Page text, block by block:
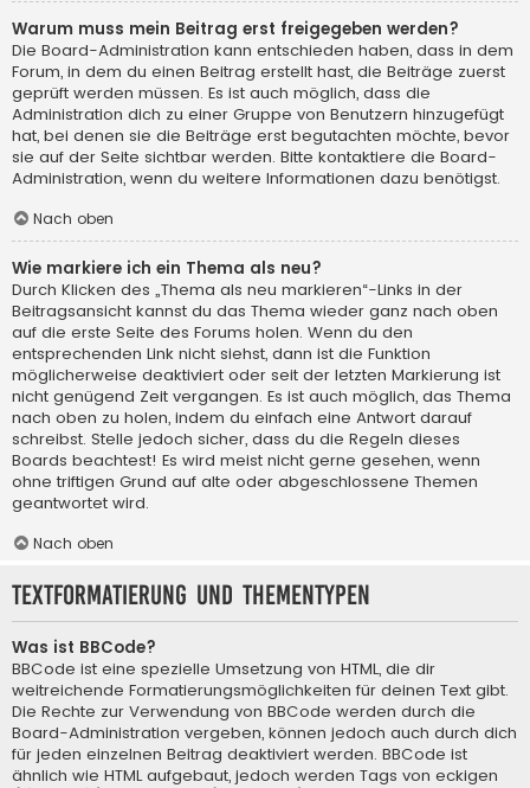
Warum muss mein Beitrag erst freigegeben werden?
Die Board-Administration kann entschieden haben, dass in dem
Forum, in dem du einen Beitrag erstellt hast, die Beiträge zuerst
geprüft werden müssen. Es ist auch möglich, dass die
Administration dich zu einer Gruppe von Benutzern hinzugefügt
hat, bei denen sie die Beiträge erst begutachten möchte, bevor
sie auf der Seite sichtbar werden. Bitte kontaktiere die Board-
Administration, wenn du weitere Informationen dazu benötigst.
Nach oben
Wie markiere ich ein Thema als neu?
Durch Klicken des „Thema als neu markieren“-Links in der
Beitragsansicht kannst du das Thema wieder ganz nach oben
auf die erste Seite des Forums holen. Wenn du den
entsprechenden Link nicht siehst, dann ist die Funktion
möglicherweise deaktiviert oder seit der letzten Markierung ist
nicht genügend Zeit vergangen. Es ist auch möglich, das Thema
nach oben zu holen, indem du einfach eine Antwort darauf
schreibst. Stelle jedoch sicher, dass du die Regeln dieses
Boards beachtest! Es wird meist nicht gerne gesehen, wenn
ohne triftigen Grund auf alte oder abgeschlossene Themen
geantwortet wird.
Nach oben
Textformatierung und Thementypen
Was ist BBCode?
BBCode ist eine spezielle Umsetzung von HTML, die dir
weitreichende Formatierungsmöglichkeiten für deinen Text gibt.
Die Rechte zur Verwendung von BBCode werden durch die
Board-Administration vergeben, können jedoch auch durch dich
für jeden einzelnen Beitrag deaktiviert werden. BBCode ist
ähnlich wie HTML aufgebaut, jedoch werden Tags von eckigen